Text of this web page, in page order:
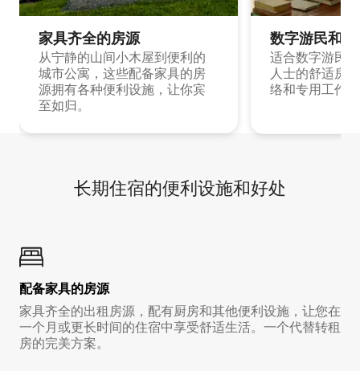
家具齐全的房源
从宁静的山间小木屋到便利的
城市公寓，这些配备家具的房
源拥有各种便利设施，让你宾
至如归。
数字游民和
适合数字游民
人士的舒适房
络和专用工作
长期住宿的便利设施和好处
配备家具的房源
家具齐全的出租房源，配有厨房和其他便利设施，让您在
一个月或更长时间的住宿中享受舒适生活。一个代替转租
房的完美方案。